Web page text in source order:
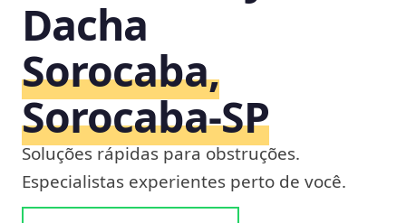
Dacha
Sorocaba,
Sorocaba‑SP
Soluções rápidas para obstruções.
Especialistas experientes perto de você.